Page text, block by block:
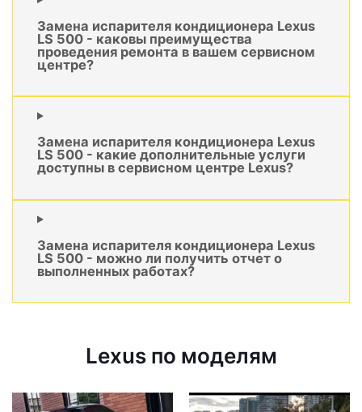
Замена испарителя кондиционера Lexus
LS 500 - каковы преимущества
проведения ремонта в вашем сервисном
центре?
Замена испарителя кондиционера Lexus
LS 500 - какие дополнительные услуги
доступны в сервисном центре Lexus?
Замена испарителя кондиционера Lexus
LS 500 - можно ли получить отчет о
выполненных работах?
Lexus по моделям